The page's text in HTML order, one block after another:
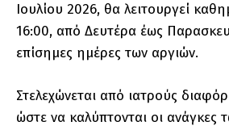
Ιουλίου 2026, θα λειτουργεί
16:00, από Δευτέρα έως
επίσημες ημέρες των αργιών.
Στελεχώνεται από ιατρούς
ώστε να καλύπτονται οι ανάγκες